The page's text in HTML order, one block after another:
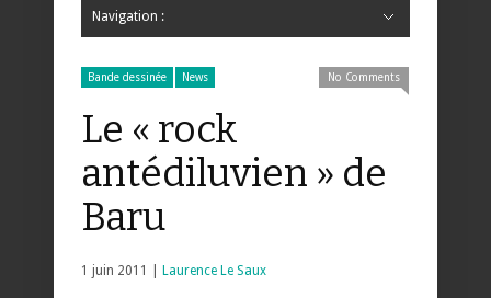
Navigation :
Bande dessinée News No Comments
Le « rock
antédiluvien » de
Baru
1 juin 2011 | Laurence Le Saux